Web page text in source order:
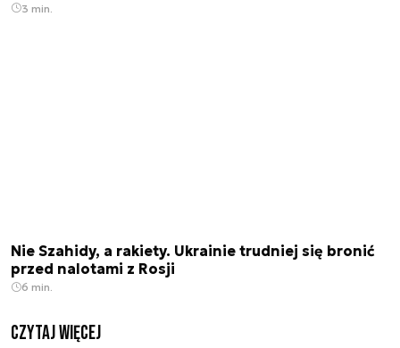
3 min.
Nie Szahidy, a rakiety. Ukrainie trudniej się bronić
przed nalotami z Rosji
6 min.
czytaj więcej